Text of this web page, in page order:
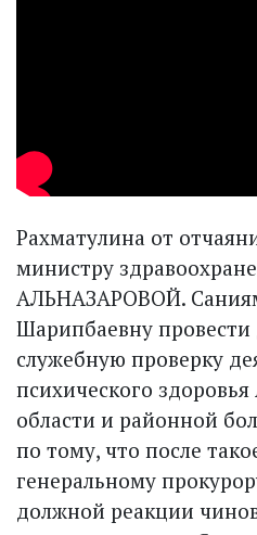
Рахматулина от
министру
АЛЬНАЗАРОВОЙ.
Шарипбаевну провести
служебную проверку
психического
области и районной
по тому, что после
генеральному
должной реакции